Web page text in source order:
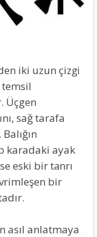
iki uzun çizgi
temsil
Üçgen
sağ tarafa
karadaki ayak
eski bir tanrı
bir
asıl anlatmaya